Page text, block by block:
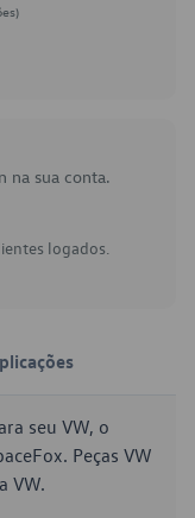
na sua conta.
logados.
seu VW, o
Peças VW
VW.